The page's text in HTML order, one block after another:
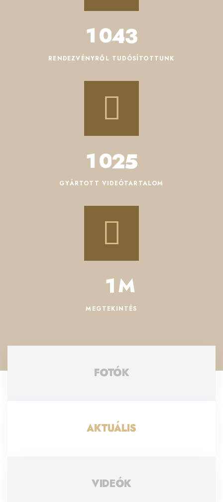
1043
RENDEZVÉNYRŐL TUDÓSÍTOTTUNK
1025
GYÁRTOTT VIDEÓTARTALOM
1M
MEGTEKINTÉS
FOTÓK
AKTUÁLIS
VIDEÓK